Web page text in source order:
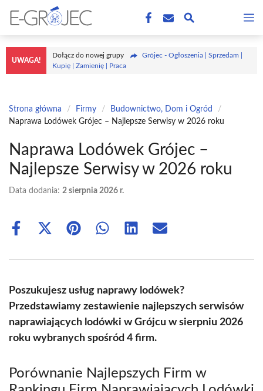
treści
UWAGA!
Dołącz do nowej grupy
Grójec - Ogłoszenia | Sprzedam |
Kupię | Zamienię | Praca
Strona główna / Firmy / Budownictwo, Dom i Ogród
/
Naprawa Lodówek Grójec – Najlepsze Serwisy w 2026 roku
Naprawa Lodówek Grójec –
Najlepsze Serwisy w 2026 roku
Data dodania: 2 sierpnia 2026 r.
Share
Share
(Twitter)
Share Share Share Share
Poszukujesz usług naprawy lodówek?
Przedstawiamy zestawienie najlepszych serwisów
naprawiających lodówki w Grójcu w sierpniu 2026
roku wybranych spośród 4 firm.
Porównanie Najlepszych Firm w